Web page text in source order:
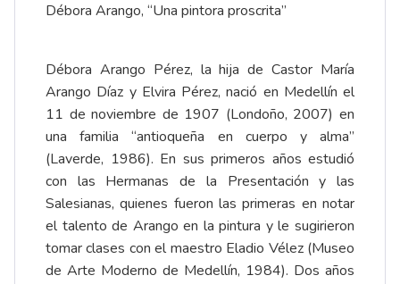
Débora Arango, “Una pintora proscrita”
Débora Arango Pérez, la hija de Castor María
Arango Díaz y Elvira Pérez, nació en Medellín el
11 de noviembre de 1907 (Londoño, 2007) en
una familia “antioqueña en cuerpo y alma”
(Laverde, 1986). En sus primeros años estudió
con las Hermanas de la Presentación y las
Salesianas, quienes fueron las primeras en notar
el talento de Arango en la pintura y le sugirieron
tomar clases con el maestro Eladio Vélez (Museo
de Arte Moderno de Medellín, 1984). Dos años